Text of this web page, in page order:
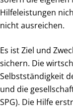
Hilfeleistungen
nicht ausreichen.
Es ist Ziel und
sichern. Die
Selbstständigkeit
und die
SPG). Die Hilfe